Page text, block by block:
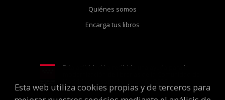
Quiénes somos
Encarga tus libros
Esta actividad ha recibido una ayuda para la
Esta web utiliza cookies propias y de terceros para